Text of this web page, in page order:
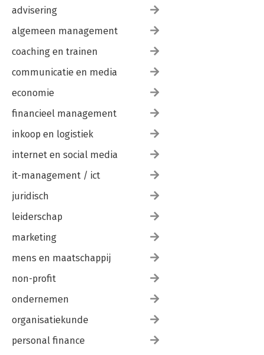
advisering
algemeen management
coaching en trainen
communicatie en media
economie
financieel management
inkoop en logistiek
internet en social media
it-management / ict
juridisch
leiderschap
marketing
mens en maatschappij
non-profit
ondernemen
organisatiekunde
personal finance